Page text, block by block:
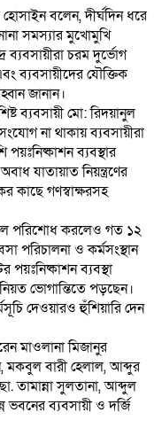
বলেন, দীর্ঘদিন ধরে
সমস্যার মুখোমুখি
ব্যবসায়ীরা চরম দুর্ভোগ
ব্যবসায়ীদের যৌক্তিক
জানান।
ব্যবসায়ী মো: রিদয়ানুল
না থাকায় ব্যবসায়ীরা
ব্যবস্থার
যাতায়াত নিয়ন্ত্রণের
কাছে গণস্বাক্ষরসহ
পরিশোধ করলেও গত ১২
পরিচালনা ও কর্মসংস্থান
পয়ঃনিষ্কাশন ব্যবস্থা
ভোগান্তিতে পড়ছেন।
দেওয়ারও হুঁশিয়ারি দেন
মাওলানা মিজানুর
মকবুল বারী হেলাল, আব্দুর
তামান্না সুলতানা, আব্দুল
ভবনের ব্যবসায়ী ও দর্জি